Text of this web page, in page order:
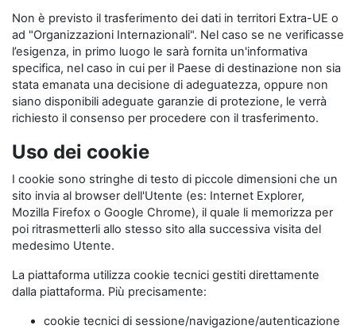
Non è previsto il trasferimento dei dati in territori Extra-UE o
ad "Organizzazioni Internazionali". Nel caso se ne verificasse
l’esigenza, in primo luogo le sarà fornita un'informativa
specifica, nel caso in cui per il Paese di destinazione non sia
stata emanata una decisione di adeguatezza, oppure non
siano disponibili adeguate garanzie di protezione, le verrà
richiesto il consenso per procedere con il trasferimento.
Uso dei cookie
I cookie sono stringhe di testo di piccole dimensioni che un
sito invia al browser dell'Utente (es: Internet Explorer,
Mozilla Firefox o Google Chrome), il quale li memorizza per
poi ritrasmetterli allo stesso sito alla successiva visita del
medesimo Utente.
La piattaforma utilizza cookie tecnici gestiti direttamente
dalla piattaforma. Più precisamente:
cookie tecnici di sessione/navigazione/autenticazione